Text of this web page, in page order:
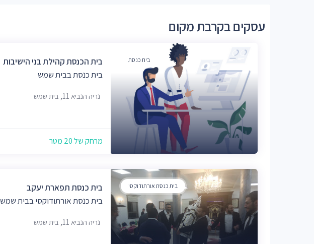
עסקים בקרבת מקום
בית כנסת
בית הכנסת קהילת בני הישיבות
בית כנסת בבית שמש
נריה הנביא 11, בית שמש
מרחק של 20 מטר
בית כנסת אורתודוקסי
בית כנסת תפארת יעקב
בית כנסת אורתודוקסי בבית שמש
נריה הנביא 11, בית שמש